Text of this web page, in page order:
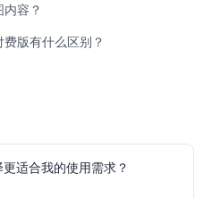
内容？
版有什么区别？
适合我的使用需求？